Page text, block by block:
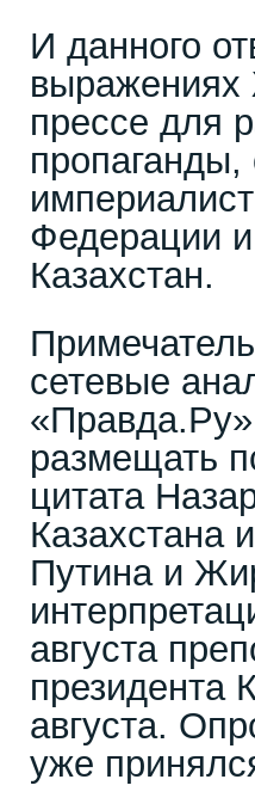
И данного
выражениях
прессе для
Федерации
Казахстан.
сетевые
размещать
цитата
Казахстана
Путина и
августа
президента
августа.
уже